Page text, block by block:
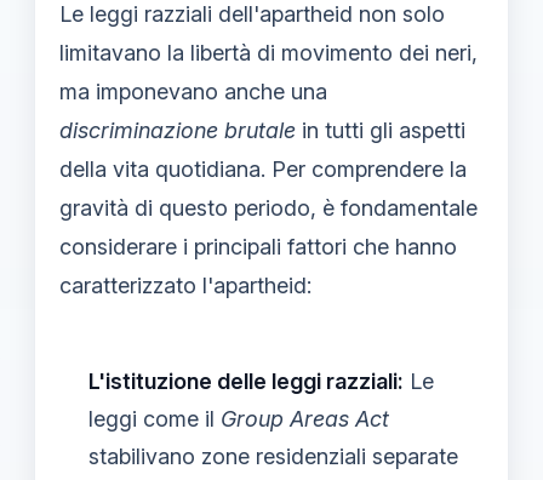
Le leggi razziali dell'apartheid non solo
limitavano la libertà di movimento dei neri,
ma imponevano anche una
discriminazione brutale in tutti gli aspetti
della vita quotidiana. Per comprendere la
gravità di questo periodo, è fondamentale
considerare i principali fattori che hanno
caratterizzato l'apartheid:
L'istituzione delle leggi razziali: Le
leggi come il Group Areas Act
stabilivano zone residenziali separate